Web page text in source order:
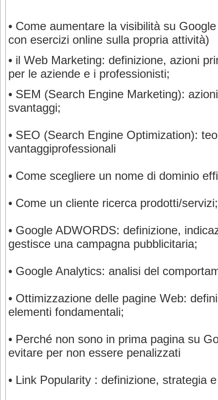
• Come aumentare la visibilità su
con esercizi online sulla propria attività)
• il Web Marketing: definizione, azioni
per le aziende e i professionisti;
• SEM (Search Engine Marketing):
svantaggi;
• SEO (Search Engine Optimization):
vantaggiprofessionali
• Come scegliere un nome di dominio
• Come un cliente ricerca prodotti/servizi;
• Google ADWORDS: definizione,
gestisce una campagna pubblicitaria;
• Google Analytics: analisi del
• Ottimizzazione delle pagine Web:
elementi fondamentali;
• Perché non sono in prima pagina su
evitare per non essere penalizzati
• Link Popularity : definizione, strategia